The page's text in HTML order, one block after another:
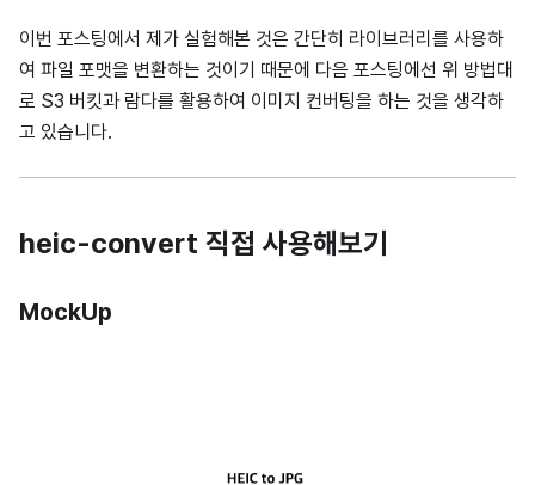
이번 포스팅에서 제가 실험해본 것은 간단히 라이브러리를 사용하
여 파일 포맷을 변환하는 것이기 때문에 다음 포스팅에선 위 방법대
로 S3 버킷과 람다를 활용하여 이미지 컨버팅을 하는 것을 생각하
고 있습니다.
heic-convert 직접 사용해보기
MockUp